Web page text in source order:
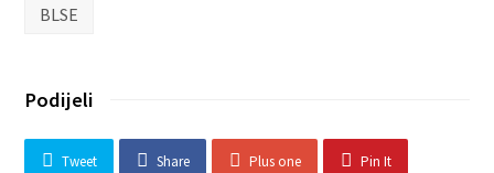
BLSE
Podijeli
Tweet Share Plus one Pin It